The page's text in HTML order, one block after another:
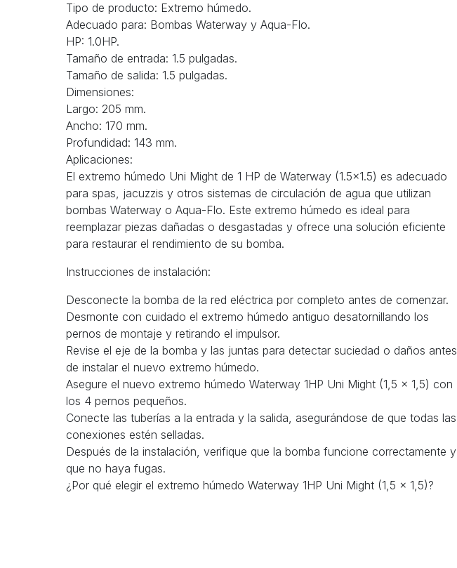
Tipo de producto: Extremo húmedo.
Adecuado para: Bombas Waterway y Aqua-Flo.
HP: 1.0HP.
Tamaño de entrada: 1.5 pulgadas.
Tamaño de salida: 1.5 pulgadas.
Dimensiones:
Largo: 205 mm.
Ancho: 170 mm.
Profundidad: 143 mm.
Aplicaciones:
El extremo húmedo Uni Might de 1 HP de Waterway (1.5x1.5) es adecuado
para spas, jacuzzis y otros sistemas de circulación de agua que utilizan
bombas Waterway o Aqua-Flo. Este extremo húmedo es ideal para
reemplazar piezas dañadas o desgastadas y ofrece una solución eficiente
para restaurar el rendimiento de su bomba.
Instrucciones de instalación:
Desconecte la bomba de la red eléctrica por completo antes de comenzar.
Desmonte con cuidado el extremo húmedo antiguo desatornillando los
pernos de montaje y retirando el impulsor.
Revise el eje de la bomba y las juntas para detectar suciedad o daños antes
de instalar el nuevo extremo húmedo.
Asegure el nuevo extremo húmedo Waterway 1HP Uni Might (1,5 x 1,5) con
los 4 pernos pequeños.
Conecte las tuberías a la entrada y la salida, asegurándose de que todas las
conexiones estén selladas.
Después de la instalación, verifique que la bomba funcione correctamente y
que no haya fugas.
¿Por qué elegir el extremo húmedo Waterway 1HP Uni Might (1,5 x 1,5)?